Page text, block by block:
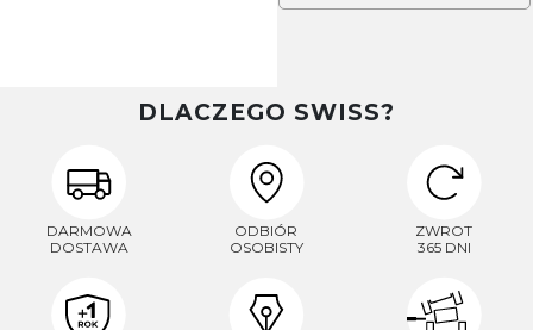
DLACZEGO SWISS?
DARMOWA
DOSTAWA
ODBIÓR
OSOBISTY
ZWROT
365 DNI